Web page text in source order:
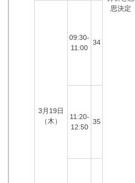
思決定
3月19日
（木）
09:30-
11:00
34
11:20-
12:50
35